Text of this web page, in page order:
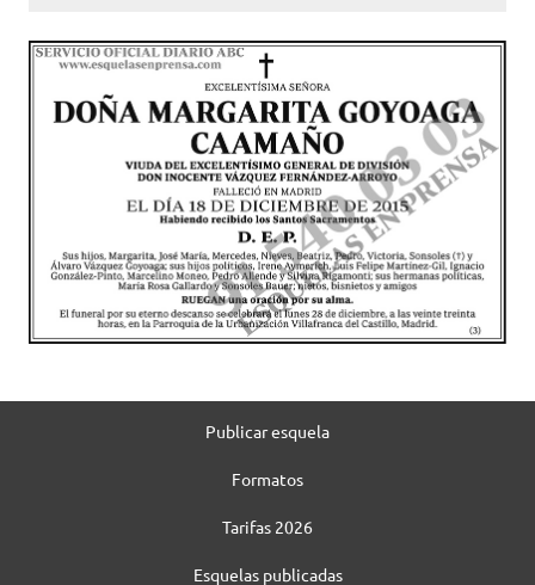
Publicar esquela
Formatos
Tarifas 2026
Esquelas publicadas